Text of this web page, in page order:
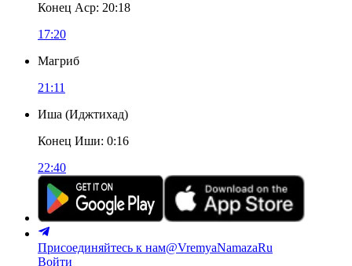
Конец Аср: 20:18
17:20
Магриб
21:11
Иша (Иджтихад)
Конец Иши: 0:16
22:40
Присоединяйтесь к нам@VremyaNamazaRu
Войти